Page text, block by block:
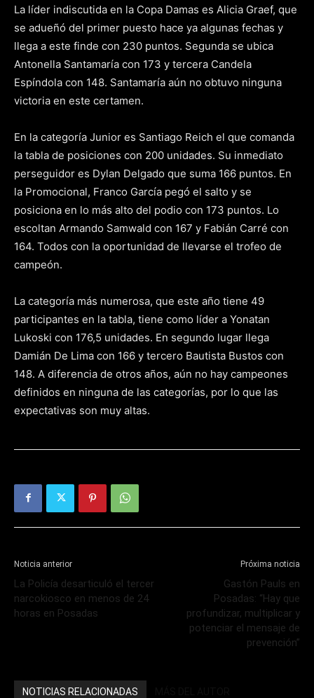
La líder indiscutida en la Copa Damas es Alicia Graef, que
se adueñó del primer puesto hace ya algunas fechas y
llega a este finde con 230 puntos. Segunda se ubica
Antonella Santamaría con 173 y tercera Candela
Espíndola con 148. Santamaría aún no obtuvo ninguna
victoria en este certamen.
En la categoría Junior es Santiago Reich el que comanda
la tabla de posiciones con 200 unidades. Su inmediato
perseguidor es Dylan Delgado que suma 166 puntos. En
la Promocional, Franco García pegó el salto y se
posiciona en lo más alto del podio con 173 puntos. Lo
escoltan Armando Samwald con 167 y Fabián Carré con
164. Todos con la oportunidad de llevarse el trofeo de
campeón.
La categoría más numerosa, que este año tiene 49
participantes en la tabla, tiene como líder a Yonatan
Lukoski con 176,5 unidades. En segundo lugar llega
Damián De Lima con 166 y tercero Bautista Bustos con
148. A diferencia de otros años, aún no hay campeones
definidos en ninguna de las categorías, por lo que las
expectativas son muy altas.
Noticia anterior
La Policía desarticuló el tercer
narcokiosco en menos de 24
horas en Posadas
Próxima noticia
Gastón Pauls en
Posadas: “Hay que
profundizar, multiplicar y
potenciar el mensaje de
prevención”
NOTICIAS RELACIONADAS